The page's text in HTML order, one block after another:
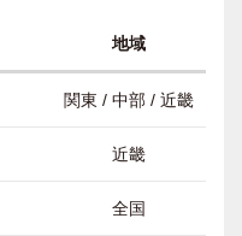
地域
関東 / 中部 / 近畿
近畿
全国